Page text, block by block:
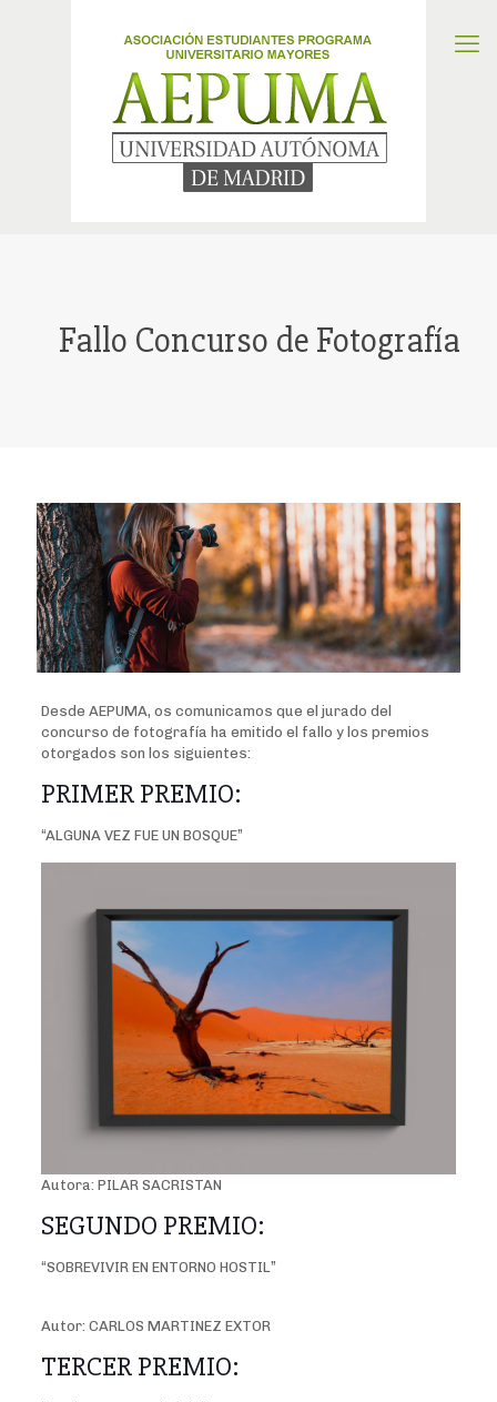
Fallo Concurso de Fotografía
Desde AEPUMA, os comunicamos que el jurado del
concurso de fotografía ha emitido el fallo y los premios
otorgados son los siguientes:
PRIMER PREMIO:
“ALGUNA VEZ FUE UN BOSQUE”
Autora: PILAR SACRISTAN
SEGUNDO PREMIO:
“SOBREVIVIR EN ENTORNO HOSTIL”
Autor: CARLOS MARTINEZ EXTOR
TERCER PREMIO: